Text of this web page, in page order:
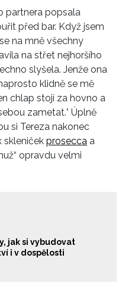
partnera popsala
před bar. Když jsem
na mně všechny
na střet nejhoršího
slyšela. Jenže ona
klidně se mě
chlap stojí za hovno a
zametat.ʽ Úplně
si Tereza nakonec
skleniček prosecca a
opravdu velmi
jak si vybudovat
i v dospělosti